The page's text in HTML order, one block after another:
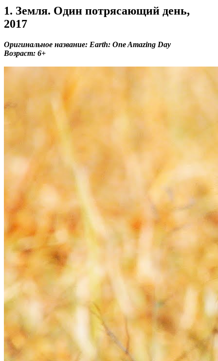
1. Земля. Один потрясающий день,
2017
Оригинальное название: Earth: One Amazing Day
Возраст: 6+